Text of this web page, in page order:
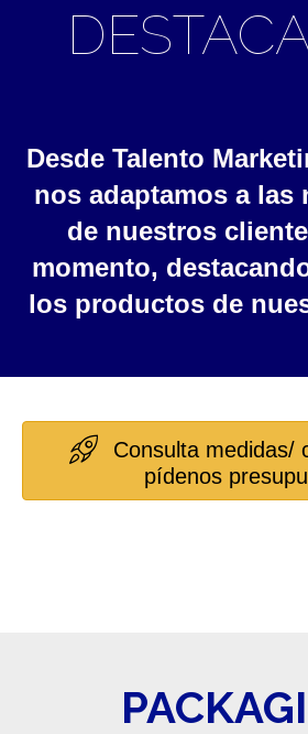
Desde Talento
nos adaptamos a las
de nuestros
momento,
los productos de
Consulta medidas/
pídenos